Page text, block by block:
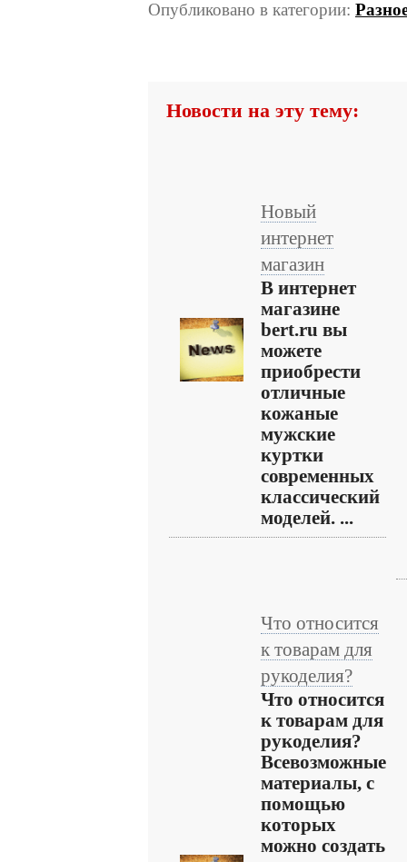
Опубликовано в категории:
Новости на эту тему:
Новый
интернет
магазин
В интернет
магазине
bert.ru вы
можете
приобрести
отличные
кожаные
мужские
куртки
современных
классический
моделей. ...
Что относится
к товарам для
рукоделия?
Что относится
к товарам для
рукоделия?
Всевозможные
материалы, с
помощью
которых
можно создать